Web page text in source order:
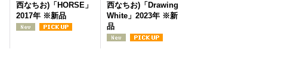
西なちお)「HORSE」
2017年 ※新品
西なちお)「Drawing
White」2023年 ※新
品